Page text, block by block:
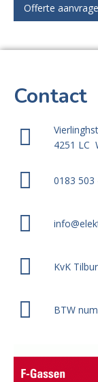
Offerte
Contact
4251 LC
0183 503
KvK
BTW